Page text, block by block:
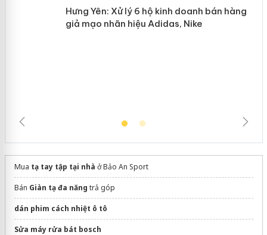
Mua tạ tay tập tại nhà ở Bảo An Sport
Bán Giàn tạ đa năng trả góp
dán phim cách nhiệt ô tô
Sửa máy rửa bát bosch